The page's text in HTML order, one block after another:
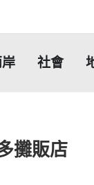
岸 社會
攤販店